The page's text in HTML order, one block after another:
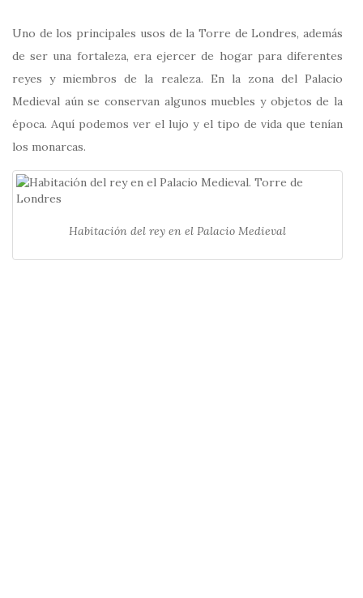
Uno de los principales usos de la Torre de Londres, además
de ser una fortaleza, era ejercer de hogar para diferentes
reyes y miembros de la realeza. En la zona del Palacio
Medieval aún se conservan algunos muebles y objetos de la
época. Aquí podemos ver el lujo y el tipo de vida que tenían
los monarcas.
Habitación del rey en el Palacio Medieval